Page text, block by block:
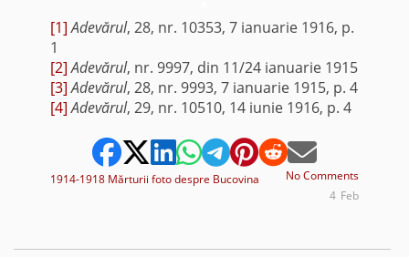
[1] Adevărul, 28, nr. 10353, 7 ianuarie 1916, p.
1
[2] Adevărul, nr. 9997, din 11/24 ianuarie 1915
[3] Adevărul, 28, nr. 9993, 7 ianuarie 1915, p. 4
[4] Adevărul, 29, nr. 10510, 14 iunie 1916, p. 4
1914-1918 Mărturii foto despre Bucovina
No Comments
Feb
4